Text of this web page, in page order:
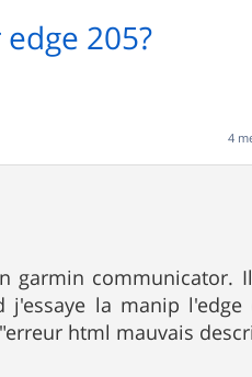
205?
4
garmin communicator.
la manip l'edge
html mauvais